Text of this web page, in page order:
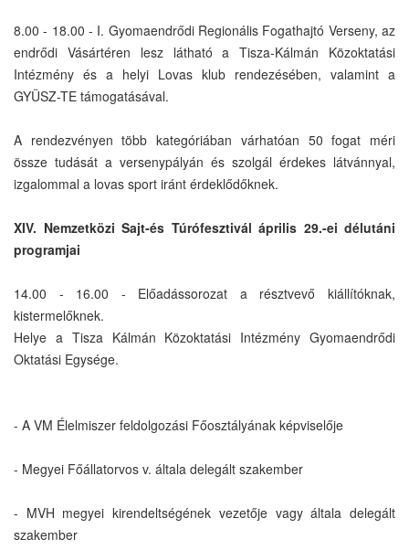
8.00 - 18.00 - I. Gyomaendrődi Regionális Fogathajtó Verseny, az
endrődi Vásártéren lesz látható a Tisza-Kálmán Közoktatási
Intézmény és a helyi Lovas klub rendezésében, valamint a
GYÜSZ-TE támogatásával.
A rendezvényen több kategóriában várhatóan 50 fogat méri
össze tudását a versenypályán és szolgál érdekes látvánnyal,
izgalommal a lovas sport iránt érdeklődőknek.
XIV. Nemzetközi Sajt-és Túrófesztivál április 29.-ei délutáni
programjai
14.00 - 16.00 - Előadássorozat a résztvevő kiállítóknak,
kistermelőknek.
Helye a Tisza Kálmán Közoktatási Intézmény Gyomaendrődi
Oktatási Egysége.
- A VM Élelmiszer feldolgozási Főosztályának képviselője
- Megyei Főállatorvos v. általa delegált szakember
- MVH megyei kirendeltségének vezetője vagy általa delegált
szakember